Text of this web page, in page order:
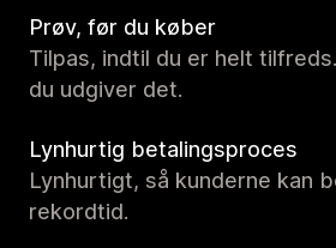
Prøv, før du køber
Tilpas, indtil du er helt
du udgiver det.
Lynhurtig betalingsproces
Lynhurtigt, så kunderne kan
rekordtid.